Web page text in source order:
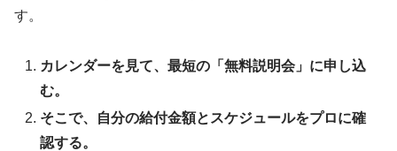
す。
カレンダーを見て、最短の「無料説明会」に申し込
む。
そこで、自分の給付金額とスケジュールをプロに確
認する。